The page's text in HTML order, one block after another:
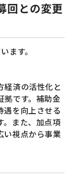
回との変更
ます。
経済の活性化と
拠です。補助金
遇を向上させる
。また、加点項
い視点から事業